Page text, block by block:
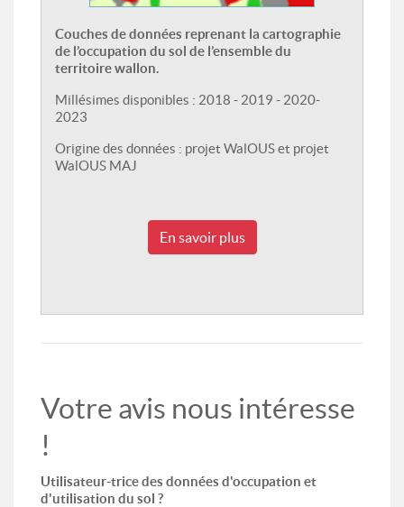
Couches de données reprenant la cartographie
de l’occupation du sol de l’ensemble du
territoire wallon.
Millésimes disponibles : 2018 - 2019 - 2020-
2023
Origine des données : projet WalOUS et projet
WalOUS MAJ
En savoir plus
Votre avis nous intéresse
!
Utilisateur-trice des données d'occupation et
d'utilisation du sol ?